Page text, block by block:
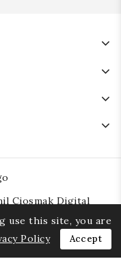
use this site, you are
Policy Accept
Ciosmak Digital